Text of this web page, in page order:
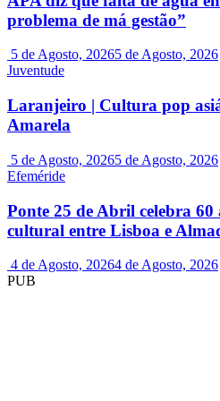
problema de má gestão”
5 de Agosto, 20265 de Agosto, 2026
Juventude
Laranjeiro | Cultura pop
Amarela
5 de Agosto, 20265 de Agosto, 2026
Efeméride
Ponte 25 de Abril celebra
cultural entre Lisboa e
4 de Agosto, 20264 de Agosto, 2026
PUB